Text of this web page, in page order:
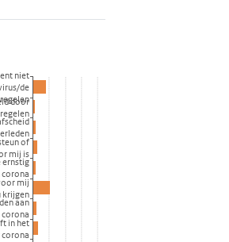
niet
de
door
of
mij is
ernstig
mij
krijgen
aan
corona
in het